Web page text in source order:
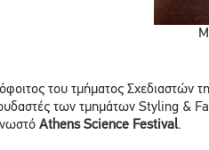
του τμήματος Σχεδιαστών
των τμημάτων Styling &
Athens Science Festival.